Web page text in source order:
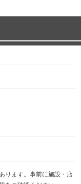
ります。事前に施設・店